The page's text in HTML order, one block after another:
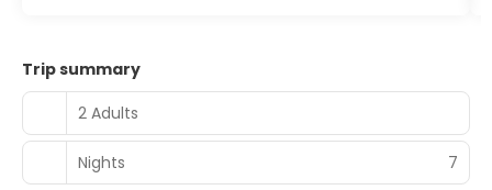
Trip summary
2 Adults
Nights 7